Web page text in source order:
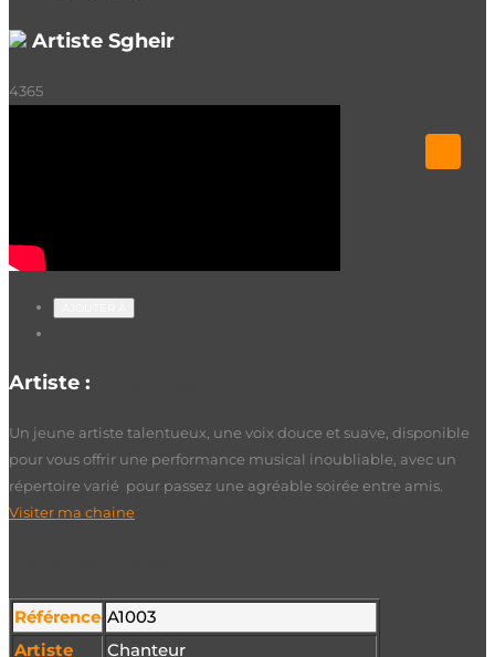
Artiste Sgheir
4365
Artiste :
Un jeune artiste talentueux, une voix douce et suave, disponible
pour vous offrir une performance musical inoubliable, avec un
répertoire varié pour passez une agréable soirée entre amis.
Visiter ma chaine
Référence A1003
Artiste
Chanteur